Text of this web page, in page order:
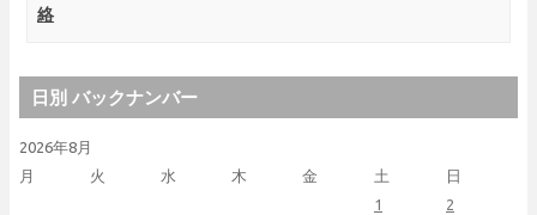
絡
日別 バックナンバー
2026年8月
月
火 水 木 金 土 日
1
2